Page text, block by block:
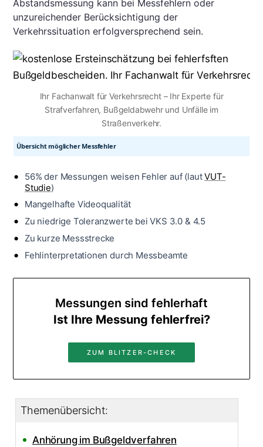
Abstandsmessung kann bei Messfehlern oder
unzureichender Berücksichtigung der
Verkehrssituation erfolgversprechend sein.
Ihr Fachanwalt für Verkehrsrecht – Ihr Experte für
Strafverfahren, Bußgeldabwehr und Unfälle im
Straßenverkehr.
Übersicht möglicher Messfehler
56% der Messungen weisen Fehler auf (lautVUT-
Studie)
Mangelhafte Videoqualität
Zu niedrige Toleranzwerte bei VKS 3.0 & 4.5
Zu kurze Messstrecke
Fehlinterpretationen durch Messbeamte
Messungen sind fehlerhaft
Ist Ihre Messung fehlerfrei?
ZUM BLITZER-CHECK
Themenübersicht:
Anhörung im Bußgeldverfahren